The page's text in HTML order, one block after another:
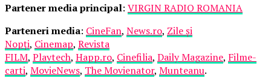
Partener media principal: VIRGIN RADIO ROMANIA
Parteneri media: CineFan, News.ro, Zile și
Nopți, Cinemap, Revista
FILM, Playtech, Happ.ro, Cinefilia, Daily Magazine, Filme-
carti, MovieNews, The Movienator, Munteanu.